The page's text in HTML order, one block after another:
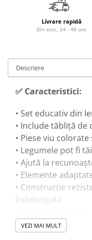
Trenulete & Seturi
Invatare prin Joaca
Livrare rapidă
Din stoc, 24 - 48 ore
Descriere
✅ Caracteristici:
• Set educativ din
• Include tăbliță de
• Piese viu
• Legumele pot fi
• Ajută la
• Elemente
• Construcție
îndelungată
• Potrivit pentru
cu părinții
VEZI MAI MULT